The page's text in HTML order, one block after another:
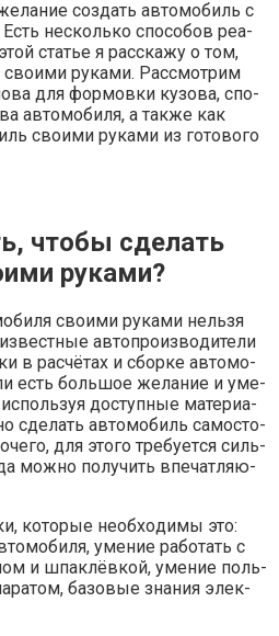
создать авто­мо­биль с
несколь­ко спо­со­бов реа­
ста­тье я рас­ска­жу о том,
сво­и­ми рука­ми. Рас­смот­рим
для фор­мов­ки кузо­ва, спо­
авто­мо­би­ля, а так­же как
сво­и­ми рука­ми из гото­во­го
чтобы сделать
руками?
сво­и­ми рука­ми нель­зя
авто­про­из­во­ди­те­ли
в рас­чё­тах и сбор­ке авто­мо­
есть боль­шое жела­ние и уме­
доступ­ные мате­ри­а­
сде­лать авто­мо­биль само­сто­
для это­го тре­бу­ет­ся силь­
мож­но полу­чить впе­чат­ля­ю­
кото­рые необ­хо­ди­мы это:
уме­ние рабо­тать с
и шпа­клёв­кой, уме­ние поль­
базо­вые зна­ния элек­